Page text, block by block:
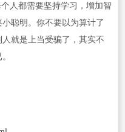
人都需要坚持学习，增加智
聪明。你不要以为算计了
就是上当受骗了，其实不